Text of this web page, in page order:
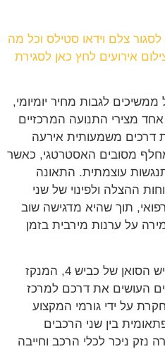
צלם וידאו סטילס וכל מה
לחץ כאן לסגירת
לגבות מחיר יומיומי,
התנועה המרכזיים
משמעותית אירעה
למחלף מסובים האסטרטגי, כאשר
עוצמתית. התאונה
ולפינוי של שני
תוך שהיא מדגישה שוב
ערנות מירבית בזמן
האירוע התרחש על קטע הכביש הסואן של כביש 4, המנקז
את דרכם למרכז
על ידי גורמי המקצוע
בין שני הרכבים
ניכר לכלי הרכב וחייבה